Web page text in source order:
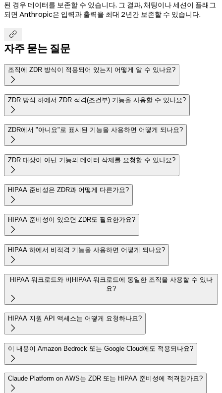
된 경우 데이터를 보존할 수 있습니다. 그 결과, 채팅이나 세션이 플래그
되면 Anthropic은 입력과 출력을 최대 2년간 보존할 수 있습니다.

자주 묻는 질문
조직에 ZDR 방식이 적용되어 있는지 어떻게 알 수 있나요?

ZDR 방식 하에서 ZDR 적격(조건부) 기능을 사용할 수 있나요?

ZDR에서 "아니요"로 표시된 기능을 사용하면 어떻게 되나요?

ZDR 대상이 아닌 기능의 데이터 삭제를 요청할 수 있나요?

HIPAA 준비성은 ZDR과 어떻게 다른가요?

HIPAA 준비성이 있으면 ZDR도 필요한가요?

HIPAA 하에서 비적격 기능을 사용하면 어떻게 되나요?

HIPAA 워크로드와 비HIPAA 워크로드에 동일한 조직을 사용할 수 있나
요?

HIPAA 지원 API 액세스는 어떻게 요청하나요?

이 내용이 Amazon Bedrock 또는 Google Cloud에도 적용되나요?

Claude Platform on AWS는 ZDR 또는 HIPAA 준비성에 적격한가요?
